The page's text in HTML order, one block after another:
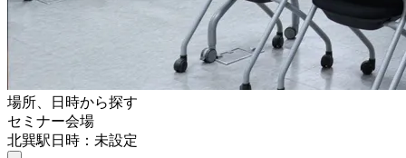
場所、日時から探す
セミナー会場
北巽駅日時：未設定